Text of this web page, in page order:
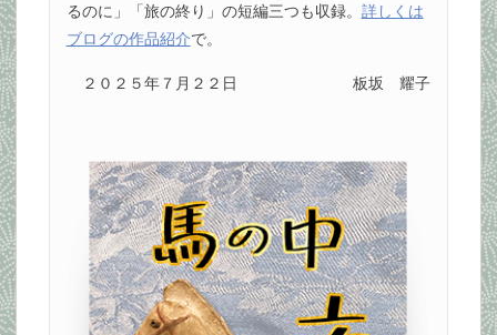
るのに」「旅の終り」の短編三つも収録。 詳しくは
ブログの作品紹介で。
２０２５年７月２２日 板坂 耀子